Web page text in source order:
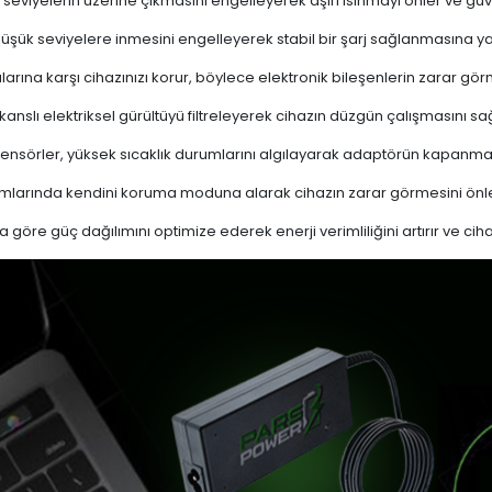
seviyelere inmesini engelleyerek stabil bir şarj sağlanmasına
karşı cihazınızı korur, böylece elektronik bileşenlerin zarar
elektriksel gürültüyü filtreleyerek cihazın düzgün çalışmasını
yüksek sıcaklık durumlarını algılayarak adaptörün
kendini koruma moduna alarak cihazın zarar görmesini
göre güç dağılımını optimize ederek enerji verimliliğini artırır ve